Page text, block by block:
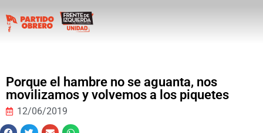
Porque el hambre no se aguanta, nos
movilizamos y volvemos a los piquetes
12/06/2019